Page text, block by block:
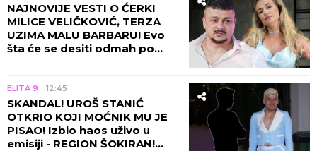
NAJNOVIJE VESTI O ĆERKI
MILICE VELIČKOVIĆ, TERZA
UZIMA MALU BARBARU! Evo
šta će se desiti odmah po
ELITA 9 12:45
SKANDAL! UROŠ STANIĆ
OTKRIO KOJI MOĆNIK MU JE
PISAO! Izbio haos uživo u
emisiji - REGION ŠOKIRAN!